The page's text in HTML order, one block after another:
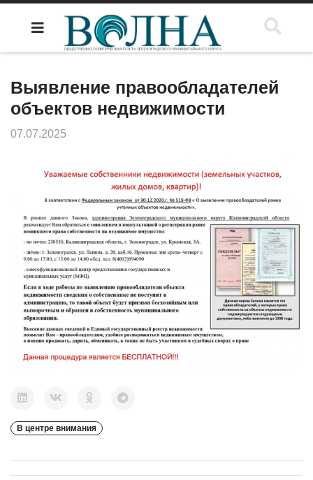
Выявление правообладателей
объектов недвижимости
07.07.2025
В центре внимания